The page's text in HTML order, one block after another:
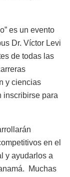
es un evento
Dr. Víctor Levi
de todas las
y ciencias
inscribirse para
en el
y ayudarlos a
Muchas